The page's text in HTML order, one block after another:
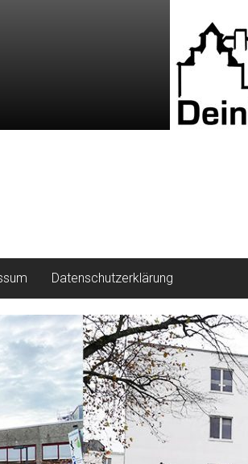
Datenschutzerklärung